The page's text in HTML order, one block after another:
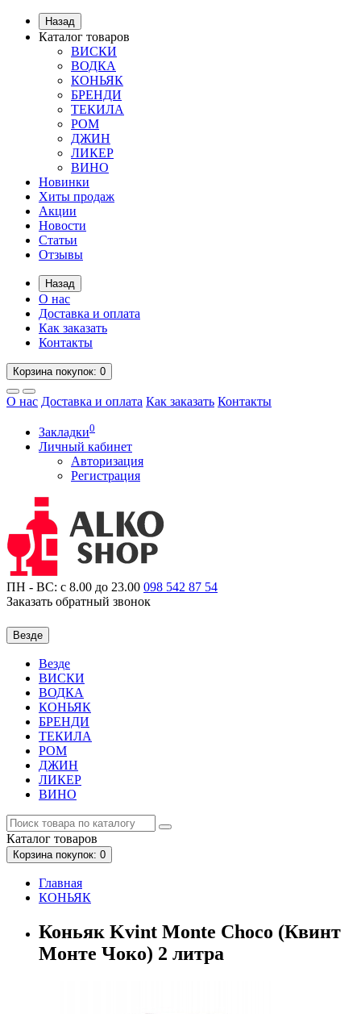
Назад
Каталог товаров
ВИСКИ
ВОДКА
КОНЬЯК
БРЕНДИ
ТЕКИЛА
РОМ
ДЖИН
ЛИКЕР
ВИНО
Новинки
Хиты продаж
Акции
Новости
Статьи
Отзывы
Назад
О нас
Доставка и оплата
Как заказать
Контакты
Корзинапокупок: 0
О нас Доставка и оплата Как заказать Контакты
Закладки0
Личный кабинет
Авторизация
Регистрация
ПН - ВС: с 8.00 до 23.00 098 542 87 54
Заказать обратный звонок
Везде
Везде
ВИСКИ
ВОДКА
КОНЬЯК
БРЕНДИ
ТЕКИЛА
РОМ
ДЖИН
ЛИКЕР
ВИНО
Каталог товаров
Корзинапокупок: 0
Главная
КОНЬЯК
Коньяк Kvint Monte Choco (Квинт
Монте Чоко) 2 литра